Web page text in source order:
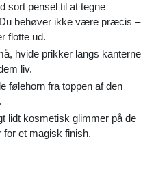
sort pensel til at tegne
behøver ikke være præcis –
flotte ud.
hvide prikker langs kanterne
liv.
følehorn fra toppen af den
lidt kosmetisk glimmer på de
for et magisk finish.